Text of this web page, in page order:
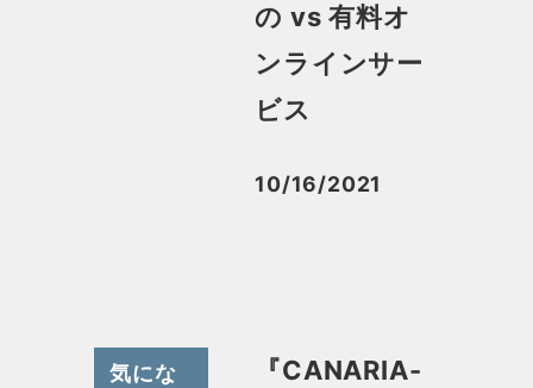
の vs 有料オ
ンラインサー
ビス
投稿日
10/16/2021
気にな
『CANARIA-